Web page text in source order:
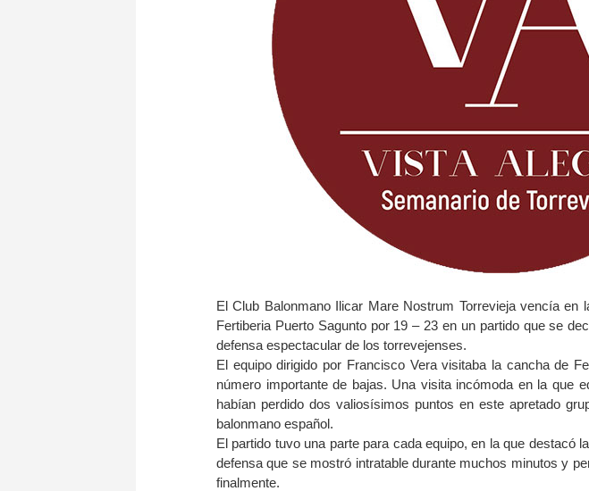
El Club Balonmano Ilicar Mare Nostrum Torrevieja vencía en
Fertiberia Puerto Sagunto por 19 – 23 en un partido que se
defensa espectacular de los torrevejenses.
El equipo dirigido por Francisco Vera visitaba la cancha de
número importante de bajas. Una visita incómoda en la que
habían perdido dos valiosísimos puntos en este apretado
balonmano español.
El partido tuvo una parte para cada equipo, en la que destacó
defensa que se mostró intratable durante muchos minutos y
finalmente.